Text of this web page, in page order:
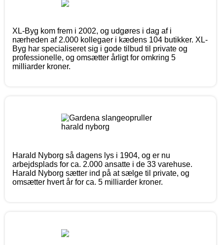
XL-Byg kom frem i 2002, og udgøres i dag af i
nærheden af 2.000 kollegaer i kædens 104 butikker. XL-
Byg har specialiseret sig i gode tilbud til private og
professionelle, og omsætter årligt for omkring 5
milliarder kroner.
Harald Nyborg så dagens lys i 1904, og er nu
arbejdsplads for ca. 2.000 ansatte i de 33 varehuse.
Harald Nyborg sætter ind på at sælge til private, og
omsætter hvert år for ca. 5 milliarder kroner.